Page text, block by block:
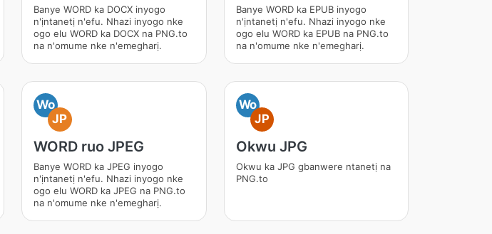
Banye WORD ka DOCX inyogo
n'ịntanetị n'efu. Nhazi inyogo nke
ogo elu WORD ka DOCX na PNG.to
na n'omume nke n'emegharị.
Banye WORD ka EPUB inyogo
n'ịntanetị n'efu. Nhazi inyogo nke
ogo elu WORD ka EPUB na PNG.to
na n'omume nke n'emegharị.
Wo
JP
WORD ruo JPEG
Banye WORD ka JPEG inyogo
n'ịntanetị n'efu. Nhazi inyogo nke
ogo elu WORD ka JPEG na PNG.to
na n'omume nke n'emegharị.
Wo
JP
Okwu JPG
Okwu ka JPG gbanwere ntanetị na
PNG.to